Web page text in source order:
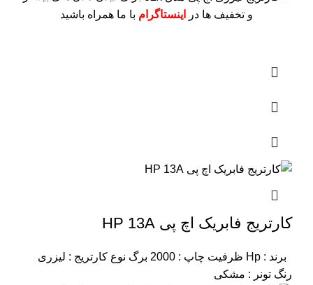
و تخفیف ها در
اینستاگرام با ما همراه باشید
کارتریج فابریک اچ پی HP 13A
برند : Hp ظرفیت چاپ : 2000 برگ
نوع کارتریج : لیزری
رنگ تونر : مشکی